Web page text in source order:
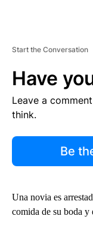
Start the Conversation
Have
Leave a
think.
Be
Una novia es
comida de su boda y